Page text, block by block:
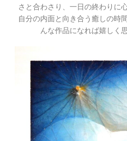
さと合わさり、一日の終わりに
自分の内面と向き合う癒しの時
んな作品になれば嬉しく